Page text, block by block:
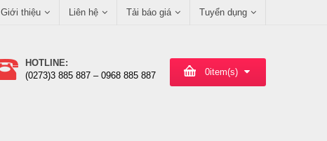
Giới thiệu Liên hệ Tải báo giá Tuyển dụng
0item(s)
HOTLINE:
(0273)3 885 887 – 0968 885 887